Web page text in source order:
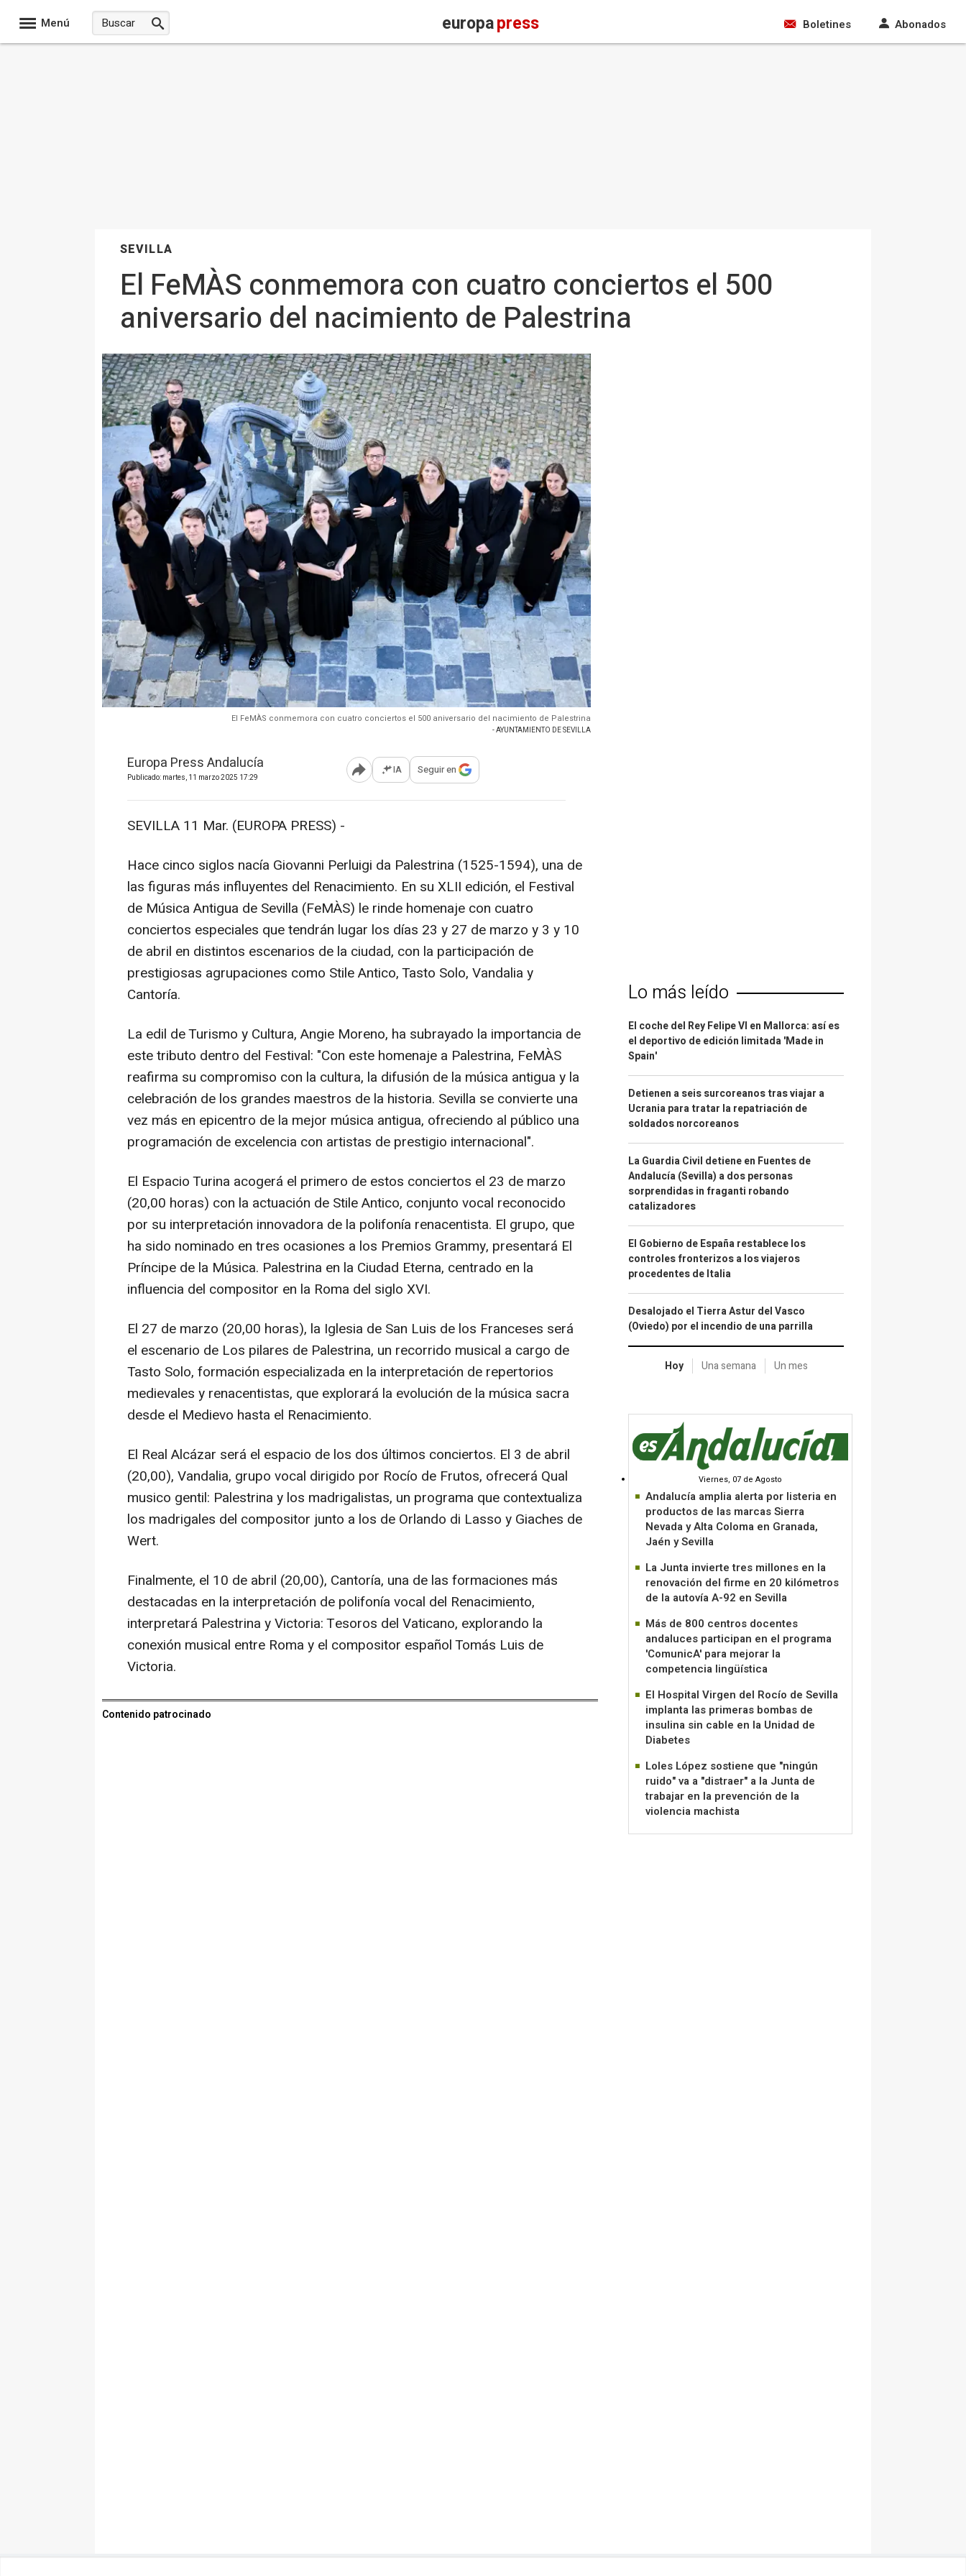
Menú europapress Boletines Abonados
SEVILLA
El FeMÀS conmemora con cuatro conciertos el 500
aniversario del nacimiento de Palestrina
El FeMÀS conmemora con cuatro conciertos el 500 aniversario del nacimiento de Palestrina
- AYUNTAMIENTO DE SEVILLA
Europa Press Andalucía
Publicado: martes, 11 marzo 2025 17:29 Abrir opciones para compartir
IA Seguir en
SEVILLA 11 Mar. (EUROPA PRESS) -
Hace cinco siglos nacía Giovanni Perluigi da Palestrina (1525-1594), una de
las figuras más influyentes del Renacimiento. En su XLII edición, el Festival
de Música Antigua de Sevilla (FeMÀS) le rinde homenaje con cuatro
conciertos especiales que tendrán lugar los días 23 y 27 de marzo y 3 y 10
de abril en distintos escenarios de la ciudad, con la participación de
prestigiosas agrupaciones como Stile Antico, Tasto Solo, Vandalia y
Cantoría.
La edil de Turismo y Cultura, Angie Moreno, ha subrayado la importancia de
este tributo dentro del Festival: "Con este homenaje a Palestrina, FeMÀS
reafirma su compromiso con la cultura, la difusión de la música antigua y la
celebración de los grandes maestros de la historia. Sevilla se convierte una
vez más en epicentro de la mejor música antigua, ofreciendo al público una
programación de excelencia con artistas de prestigio internacional".
El Espacio Turina acogerá el primero de estos conciertos el 23 de marzo
(20,00 horas) con la actuación de Stile Antico, conjunto vocal reconocido
por su interpretación innovadora de la polifonía renacentista. El grupo, que
ha sido nominado en tres ocasiones a los Premios Grammy, presentará El
Príncipe de la Música. Palestrina en la Ciudad Eterna, centrado en la
influencia del compositor en la Roma del siglo XVI.
El 27 de marzo (20,00 horas), la Iglesia de San Luis de los Franceses será
el escenario de Los pilares de Palestrina, un recorrido musical a cargo de
Tasto Solo, formación especializada en la interpretación de repertorios
medievales y renacentistas, que explorará la evolución de la música sacra
desde el Medievo hasta el Renacimiento.
El Real Alcázar será el espacio de los dos últimos conciertos. El 3 de abril
(20,00), Vandalia, grupo vocal dirigido por Rocío de Frutos, ofrecerá Qual
musico gentil: Palestrina y los madrigalistas, un programa que contextualiza
los madrigales del compositor junto a los de Orlando di Lasso y Giaches de
Wert.
Finalmente, el 10 de abril (20,00), Cantoría, una de las formaciones más
destacadas en la interpretación de polifonía vocal del Renacimiento,
interpretará Palestrina y Victoria: Tesoros del Vaticano, explorando la
conexión musical entre Roma y el compositor español Tomás Luis de
Victoria.
Contenido patrocinado
Lo más leído
El coche del Rey Felipe VI en Mallorca: así es
el deportivo de edición limitada 'Made in
Spain'
Detienen a seis surcoreanos tras viajar a
Ucrania para tratar la repatriación de
soldados norcoreanos
La Guardia Civil detiene en Fuentes de
Andalucía (Sevilla) a dos personas
sorprendidas in fraganti robando
catalizadores
El Gobierno de España restablece los
controles fronterizos a los viajeros
procedentes de Italia
Desalojado el Tierra Astur del Vasco
(Oviedo) por el incendio de una parrilla
Hoy Una semana Un mes
Viernes, 07 de Agosto
Andalucía amplia alerta por listeria en
productos de las marcas Sierra
Nevada y Alta Coloma en Granada,
Jaén y Sevilla
La Junta invierte tres millones en la
renovación del firme en 20 kilómetros
de la autovía A-92 en Sevilla
Más de 800 centros docentes
andaluces participan en el programa
'ComunicA' para mejorar la
competencia lingüística
El Hospital Virgen del Rocío de Sevilla
implanta las primeras bombas de
insulina sin cable en la Unidad de
Diabetes
Loles López sostiene que "ningún
ruido" va a "distraer" a la Junta de
trabajar en la prevención de la
violencia machista